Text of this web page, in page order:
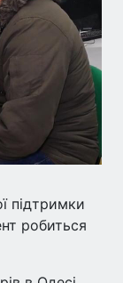
підтримки
робиться